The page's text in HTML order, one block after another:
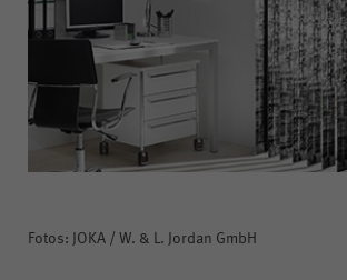
Fotos: JOKA / W. & L. Jordan GmbH